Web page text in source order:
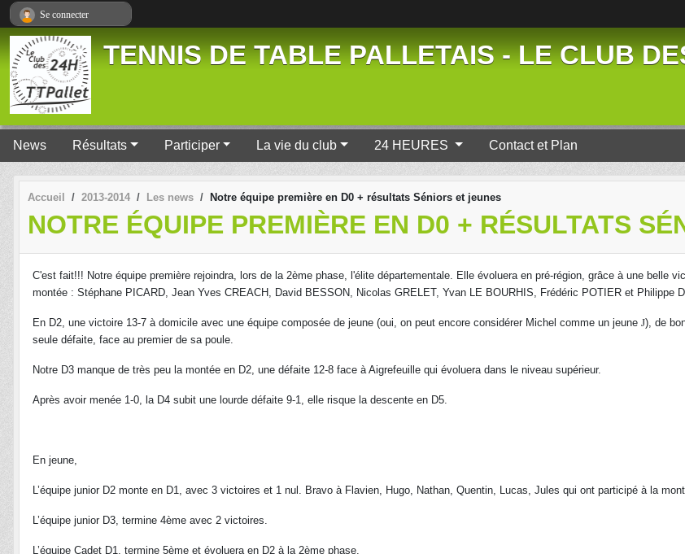
TENNIS DE TABLE PALLETAIS - LE CLUB
News Résultats Participer La vie du club 24 HEURES Contact et Plan
Accueil 2013-2014 Les news Notre équipe première en D0 + résultats Séniors et jeunes
NOTRE ÉQUIPE PREMIÈRE EN D0 + RÉSULTATS
C'est fait!!! Notre équipe première rejoindra, lors de la 2ème phase, l'élite départementale. Elle évoluera en pré-région, grâce à une belle
montée : Stéphane PICARD, Jean Yves CREACH, David BESSON, Nicolas GRELET, Yvan LE BOURHIS, Frédéric POTIER et Philippe
En D2, une victoire 13-7 à domicile avec une équipe composée de jeune (oui, on peut encore considérer Michel comme un jeune J), de
seule défaite, face au premier de sa poule.
Notre D3 manque de très peu la montée en D2, une défaite 12-8 face à Aigrefeuille qui évoluera dans le niveau supérieur.
Après avoir menée 1-0, la D4 subit une lourde défaite 9-1, elle risque la descente en D5.
En jeune,
L’équipe junior D2 monte en D1, avec 3 victoires et 1 nul. Bravo à Flavien, Hugo, Nathan, Quentin, Lucas, Jules qui ont participé à la
L’équipe junior D3, termine 4ème avec 2 victoires.
L’équipe Cadet D1, termine 5ème et évoluera en D2 à la 2ème phase.
Se connecter
Panneau de gestion des cookies